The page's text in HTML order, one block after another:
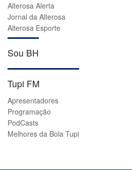
Alterosa Alerta
Jornal da Alterosa
Alterosa Esporte
Sou BH
Tupi FM
Apresentadores
Programação
PodCasts
Melhores da Bola Tupi